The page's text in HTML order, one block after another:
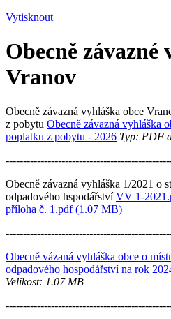
Vytisknout
Obecně závazné
Vranov
Obecně závazná vyhláška obce
z pobytu Obecně závazná vyhláška
poplatku z pobytu - 2026 Typ: PDF
Obecně závazná vyhláška 1/2021 o
odpadového hspodářstvíVV 1-
příloha č. 1.pdf (1.07 MB)
Obecně vázaná vyhláška obce o
odpadového hospodářství na rok
Velikost: 1.07 MB